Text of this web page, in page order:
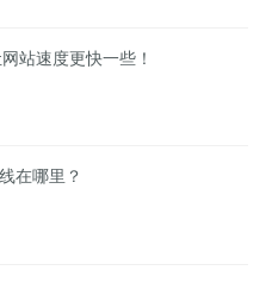
站速度更快一些！
在哪里？